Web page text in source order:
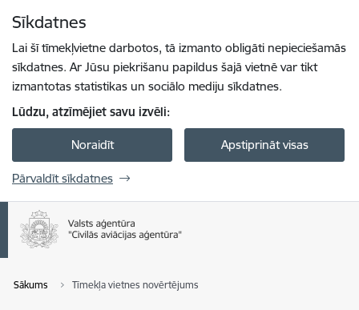
Sīkdatnes
Lai šī tīmekļvietne darbotos, tā izmanto obligāti nepieciešamās
sīkdatnes. Ar Jūsu piekrišanu papildus šajā vietnē var tikt
izmantotas statistikas un sociālo mediju sīkdatnes.
Lūdzu, atzīmējiet savu izvēli:
Noraidīt Apstiprināt visas
Pārvaldīt sīkdatnes
Sākums Tīmekļa vietnes novērtējums